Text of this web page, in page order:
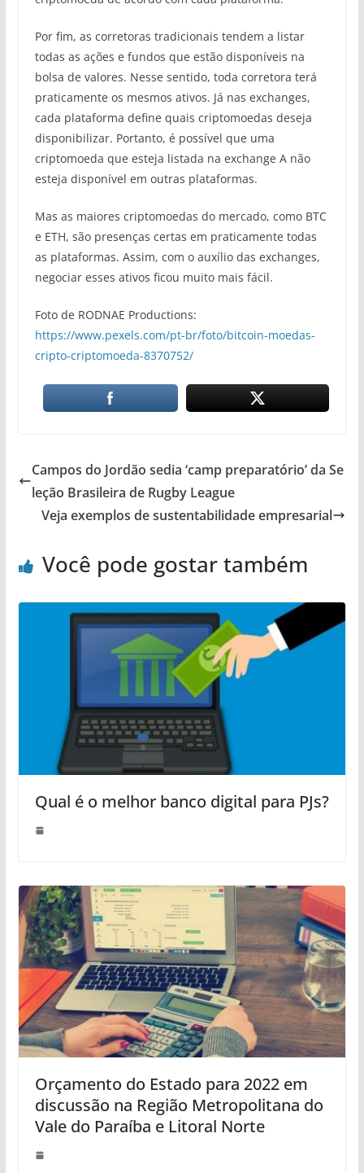
Por fim, as corretoras tradicionais tendem a listar
todas as ações e fundos que estão disponíveis na
bolsa de valores. Nesse sentido, toda corretora terá
praticamente os mesmos ativos. Já nas exchanges,
cada plataforma define quais criptomoedas deseja
disponibilizar. Portanto, é possível que uma
criptomoeda que esteja listada na exchange A não
esteja disponível em outras plataformas.
Mas as maiores criptomoedas do mercado, como BTC
e ETH, são presenças certas em praticamente todas
as plataformas. Assim, com o auxílio das exchanges,
negociar esses ativos ficou muito mais fácil.
Foto de RODNAE Productions:
https://www.pexels.com/pt-br/foto/bitcoin-moedas-
cripto-criptomoeda-8370752/
Campos do Jordão sedia ‘camp preparatório’ da Se
leção Brasileira de Rugby League
Veja exemplos de sustentabilidade empresarial
Você pode gostar também
Qual é o melhor banco digital para PJs?
Orçamento do Estado para 2022 em
discussão na Região Metropolitana do
Vale do Paraíba e Litoral Norte